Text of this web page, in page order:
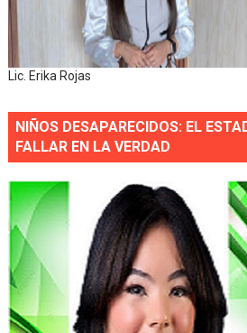
Lic. Erika Rojas
NIÑOS DESAPARECIDOS: EL
FALLAR EN LA VERDAD